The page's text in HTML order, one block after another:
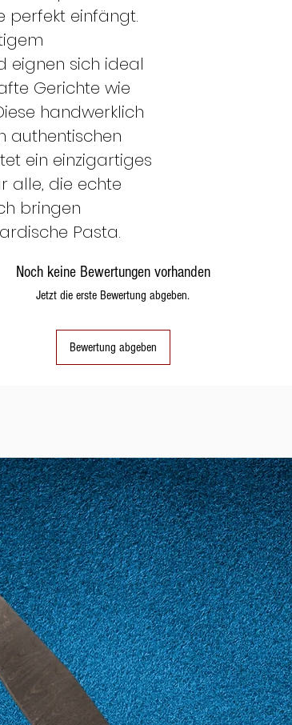
perfekt einfängt.
eignen sich ideal
Gerichte wie
handwerklich
authentischen
ein einzigartiges
alle, die echte
bringen
Pasta.
Noch keine Bewertungen vorhanden
Jetzt die erste Bewertung abgeben.
Bewertung abgeben